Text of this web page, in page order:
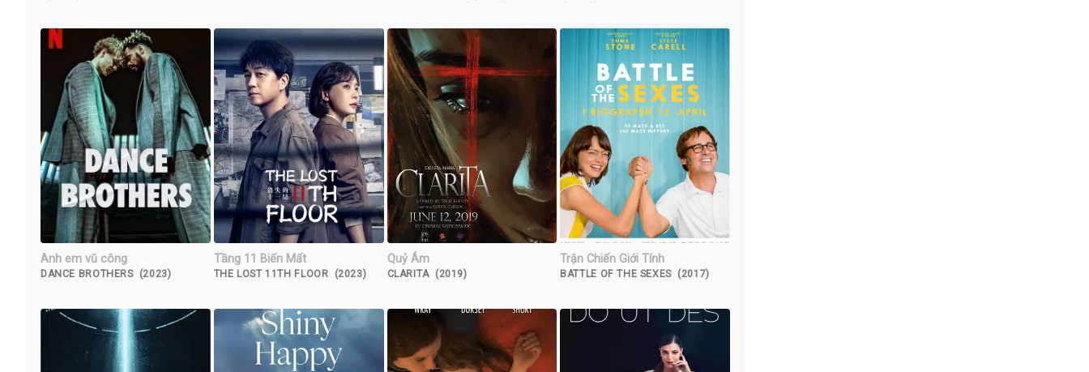
Anh em vũ công
DANCE BROTHERS (2023)
Tầng 11 Biến Mất
THE LOST 11TH FLOOR (2023)
Quỷ Ám
CLARITA (2019)
Trận Chiến Giới Tính
BATTLE OF THE SEXES (2017)